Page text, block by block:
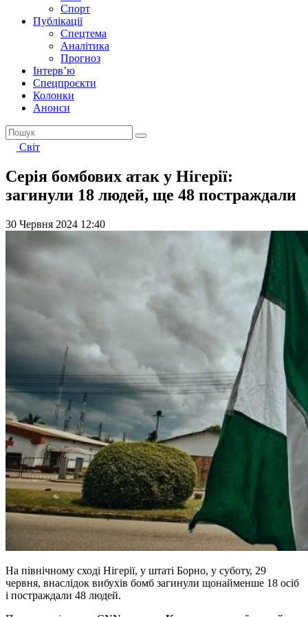
Спорт
Публікації
Спецтема
Аналітика
Прогноз
Інтерв’ю
Спецпроєкти
Колонки
Анонси
Світ
Серія бомбових атак у Нігерії:
загинули 18 людей, ще 48 постраждали
30 Червня 2024 12:40
На північному сході Нігерії, у штаті Борно, у суботу, 29
червня, внаслідок вибухів бомб загинули щонайменше 18 осіб
і постраждали 48 людей.